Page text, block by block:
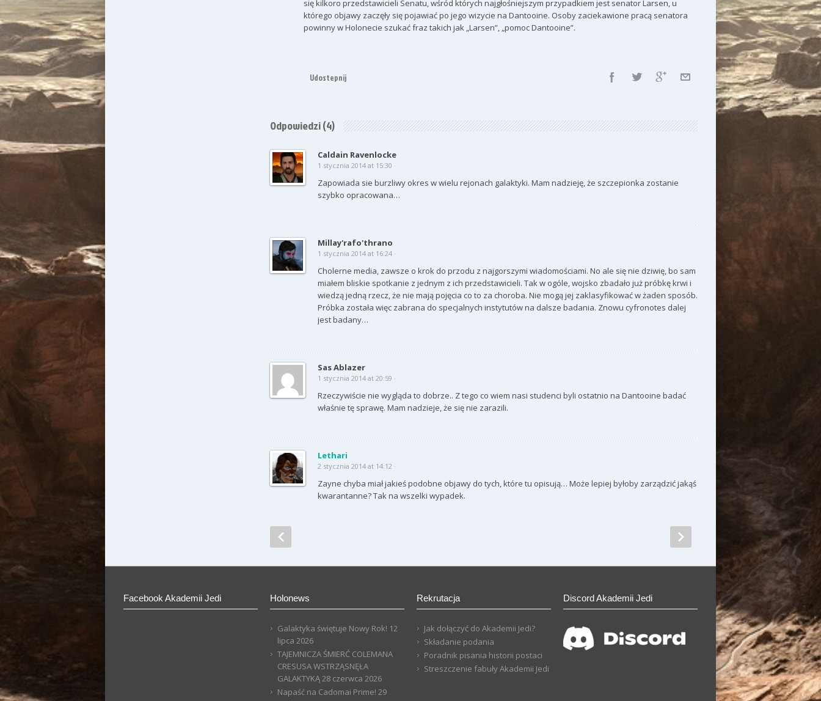
się kilkoro przedstawicieli Senatu, wśród których najgłośniejszym przypadkiem jest senator Larsen, u
którego objawy zaczęły się pojawiać po jego wizycie na Dantooine. Osoby zaciekawione pracą senatora
powinny w Holonecie szukać fraz takich jak „Larsen”, „pomoc Dantooine”.
Udostepnij
Odpowiedzi(4)
Caldain Ravenlocke
1 stycznia 2014 at 15:30 ·
Zapowiada sie burzliwy okres w wielu rejonach galaktyki. Mam nadzieję, że szczepionka zostanie
szybko opracowana…
Millay'rafo'thrano
1 stycznia 2014 at 16:24 ·
Cholerne media, zawsze o krok do przodu z najgorszymi wiadomościami. No ale się nie dziwię, bo sam
miałem bliskie spotkanie z jednym z ich przedstawicieli. Tak w ogóle, wojsko zbadało już próbkę krwi i
wiedzą jedną rzecz, że nie mają pojęcia co to za choroba. Nie mogą jej zaklasyfikować w żaden sposób.
Próbka została więc zabrana do specjalnych instytutów na dalsze badania. Znowu cyfronotes dalej
jest badany…
Sas Ablazer
1 stycznia 2014 at 20:59 ·
Rzeczywiście nie wygląda to dobrze.. Z tego co wiem nasi studenci byli ostatnio na Dantooine badać
właśnie tę sprawę. Mam nadzieje, że się nie zarazili.
Lethari
2 stycznia 2014 at 14:12 ·
Zayne chyba miał jakieś podobne objawy do tych, które tu opisują… Może lepiej byłoby zarządzić jakąś
kwarantanne? Tak na wszelki wypadek.
Facebook Akademii Jedi Holonews
Galaktyka świętuje Nowy Rok! 12
lipca 2026
TAJEMNICZA ŚMIERĆ COLEMANA
CRESUSA WSTRZĄSNĘŁA
GALAKTYKĄ28 czerwca 2026
Napaść na Cadomai Prime! 29
Rekrutacja
Jak dołączyć do Akademii Jedi?
Składanie podania
Poradnik pisania historii postaci
Streszczenie fabuły Akademii Jedi
Discord Akademii Jedi